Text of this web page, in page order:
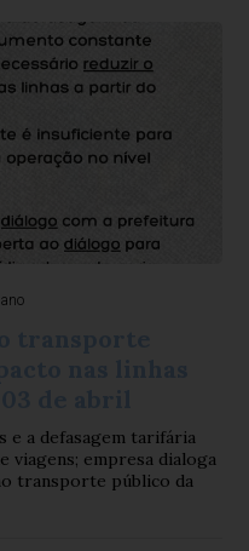
e a defasagem tarifária
viagens; empresa dialoga
transporte público da